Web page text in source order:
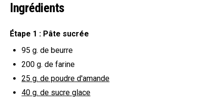
Ingrédients
Étape 1 : Pâte sucrée
95 g. de beurre
200 g. de farine
25 g. de poudre d'amande
40 g. de sucre glace